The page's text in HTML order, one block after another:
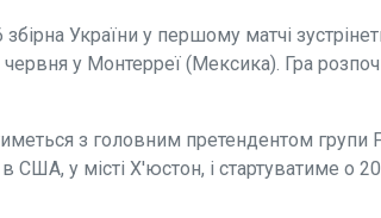
України у першому матчі
у Монтерреї (Мексика). Гра
з головним претендентом групи
США, у місті Х'юстон, і стартуватиме о